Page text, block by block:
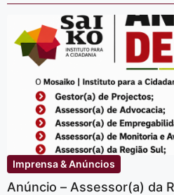
Imprensa & Anúncios
Anúncio – Assessor(a) da